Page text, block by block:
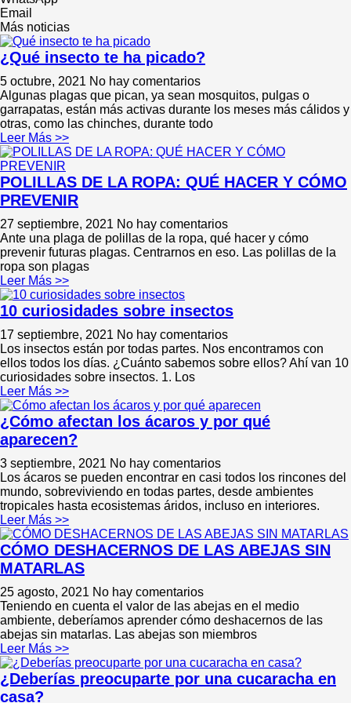
Email
Más noticias
¿Qué insecto te ha picado?
5 octubre, 2021 No hay comentarios
Algunas plagas que pican, ya sean mosquitos, pulgas o
garrapatas, están más activas durante los meses más cálidos y
otras, como las chinches, durante todo
Leer Más >>
POLILLAS DE LA ROPA: QUÉ HACER Y CÓMO
PREVENIR
27 septiembre, 2021 No hay comentarios
Ante una plaga de polillas de la ropa, qué hacer y cómo
prevenir futuras plagas. Centrarnos en eso. Las polillas de la
ropa son plagas
Leer Más >>
10 curiosidades sobre insectos
17 septiembre, 2021 No hay comentarios
Los insectos están por todas partes. Nos encontramos con
ellos todos los días. ¿Cuánto sabemos sobre ellos? Ahí van 10
curiosidades sobre insectos. 1. Los
Leer Más >>
¿Cómo afectan los ácaros y por qué
aparecen?
3 septiembre, 2021 No hay comentarios
Los ácaros se pueden encontrar en casi todos los rincones del
mundo, sobreviviendo en todas partes, desde ambientes
tropicales hasta ecosistemas áridos, incluso en interiores.
Leer Más >>
CÓMO DESHACERNOS DE LAS ABEJAS SIN
MATARLAS
25 agosto, 2021 No hay comentarios
Teniendo en cuenta el valor de las abejas en el medio
ambiente, deberíamos aprender cómo deshacernos de las
abejas sin matarlas. Las abejas son miembros
Leer Más >>
¿Deberías preocuparte por una cucaracha en
casa?